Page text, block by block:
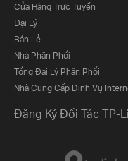
Cửa Hàng Trực Tuyến
Đại Lý
Bán Lẻ
Nhà Phân Phối
Tổng Đại Lý Phân Phối
Nhà Cung Cấp Dịnh Vụ
Đăng Ký Đối Tác TP-